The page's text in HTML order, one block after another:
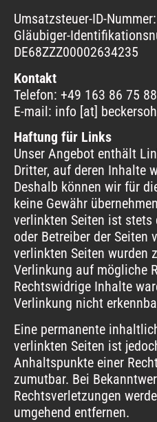
Umsatzsteuer-ID-
Gläubiger-
DE68ZZZ00002634235
Kontakt
Telefon: +49 163 86 75
E-mail: info [at]
Haftung für Links
Unser Angebot enthält
Dritter, auf deren Inhalte
Deshalb können wir für
keine Gewähr
verlinkten Seiten ist stets
oder Betreiber der Seiten
verlinkten Seiten wurden
Verlinkung auf mögliche
Rechtswidrige Inhalte
Verlinkung nicht
Eine permanente
verlinkten Seiten ist
Anhaltspunkte einer
zumutbar. Bei
Rechtsverletzungen
umgehend entfernen.